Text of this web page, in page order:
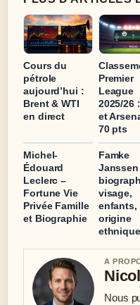
Cours du
pétrole
aujourd’hui :
Brent & WTI
en direct
Premier
League
2025/26
et
70 pts
Michel-
Édouard
Leclerc –
Fortune Vie
Privée Famille
et Biographie
Famke
Janssen
visage,
enfants,
origine
ethnique
A
Nous